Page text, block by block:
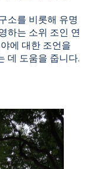
소를 비롯해 유명
하는 소위 조인 연
에 대한 조언을
데 도움을 줍니다.